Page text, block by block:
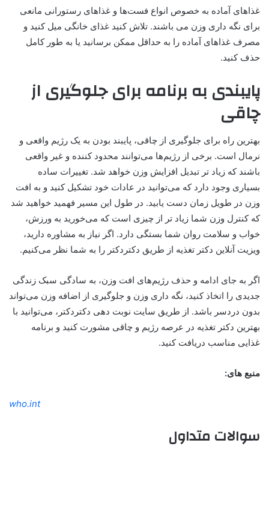
غذاهای آماده به خصوص انواع فست‌ها و غذاهای رستورانی مانعی
برای نگه داری وزن می باشند. تلاش کنید غذای خانگی میل کنید و
مصرف غذاهای آماده را به حداقل ممکن برسانید یا به طور کامل
حذف کنید.
پایبندی به برنامه برای جلوگیری از
چاقی
بهترین راه برای جلوگیری از چاقی، پایبند بودن به یک رژیم واقعی و
نرمال است. برخی از رژیم‌ها می‌توانند محدود کننده و غیر واقعی
باشند که زیاد تر تبدیل افزایش وزن خواهد شد. تغییرات ساده
بسیاری وجود دارد که می‌توانید در عادات خود تشکیل کنید و به افت
وزن در طویل زمان دست یابید. در طول این مسیر فهمید خواهید شد
که کنترل وزن شما زیاد تر از چیزی است که می‌خورید به ورزش،
خواب و سلامت روان شما بستگی دارد. اگر نیاز به مشاوره دارید،
ویزیت آنلاین دکتر تغذیه از طریق دکتردکتر را به شما نظر می‌کنیم.
اگر به جای ادامه و حذف رژیم‌های افت وزن، به سادگی سبک زندگی
جدیدی را اتخاذ کنید، نگه داری وزن و جلوگیری از اضافه وزن می‌تواند
بدون دردسر باشد. از طریق سایت نوبت دهی دکتردکتر، می‌توانید با
بهترین دکتر تغذیه در عرصه رژیم و چاقی مشورت کنید و برنامه
غذایی مناسب دریافت کنید.
منبع های:
who.int
سوالات متداول